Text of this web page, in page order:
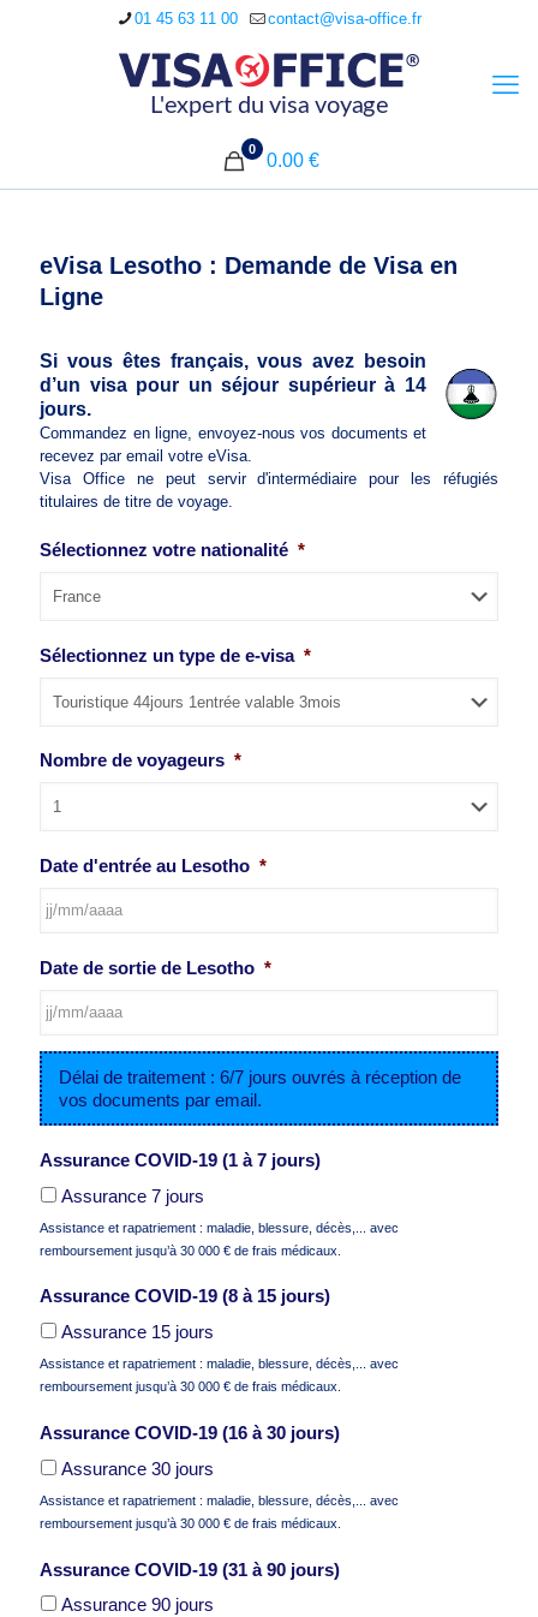
01 45 63 11 00 contact@visa-office.fr
0
0.00 €
eVisa Lesotho : Demande de Visa en
Ligne
Si vous êtes français, vous avez besoin
d’un visa pour un séjour supérieur à 14
jours.
Commandez en ligne, envoyez-nous vos documents et
recevez par email votre eVisa.
Visa Office ne peut servir d'intermédiaire pour les réfugiés
titulaires de titre de voyage.
Sélectionnez votre nationalité *
Sélectionnez un type de e-visa *
Nombre de voyageurs *
Date d'entrée au Lesotho *
slash
MM
slash
AAAA
Date de sortie de Lesotho *
JJ
slash
MM
slash
AAAA
Délai de traitement : 6/7 jours ouvrés à réception de
vos documents par email.
Assurance COVID-19 (1 à 7 jours)
Assurance 7 jours
Assistance et rapatriement : maladie, blessure, décès,... avec
remboursement jusqu’à 30 000 € de frais médicaux.
Assurance COVID-19 (8 à 15 jours)
Assurance 15 jours
Assistance et rapatriement : maladie, blessure, décès,... avec
remboursement jusqu’à 30 000 € de frais médicaux.
Assurance COVID-19 (16 à 30 jours)
Assurance 30 jours
Assistance et rapatriement : maladie, blessure, décès,... avec
remboursement jusqu’à 30 000 € de frais médicaux.
Assurance COVID-19 (31 à 90 jours)
Assurance 90 jours